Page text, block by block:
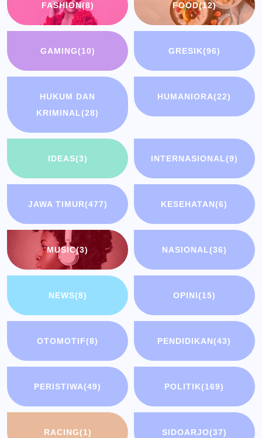
FASHION(8) FOOD(12)
GAMING(10) GRESIK(96)
HUKUM DAN
KRIMINAL(28)
HUMANIORA(22)
IDEAS(3) INTERNASIONAL(9)
JAWA TIMUR(477) KESEHATAN(6)
MUSIC(3) NASIONAL(36)
NEWS(8) OPINI(15)
OTOMOTIF(8) PENDIDIKAN(43)
PERISTIWA(49) POLITIK(169)
RACING(1) SIDOARJO(37)